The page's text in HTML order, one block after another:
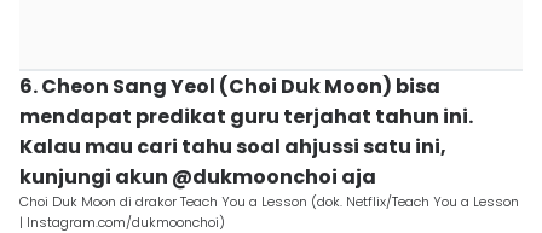
6. Cheon Sang Yeol (Choi Duk Moon) bisa
mendapat predikat guru terjahat tahun ini.
Kalau mau cari tahu soal ahjussi satu ini,
kunjungi akun @dukmoonchoi aja
Choi Duk Moon di drakor Teach You a Lesson (dok. Netflix/Teach You a Lesson
| Instagram.com/dukmoonchoi)